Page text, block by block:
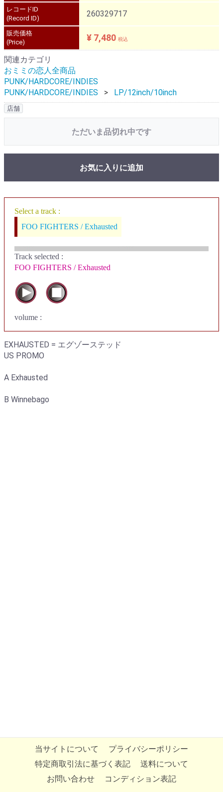
レコードID
(Record ID)
260329717
販売価格
(Price)
¥ 7,480 税込
関連カテゴリ
おミミの恋人全商品
PUNK/HARDCORE/INDIES
PUNK/HARDCORE/INDIES
LP/12inch/10inch
店舗
ただいま品切れ中です
お気に入りに追加
Select a track :
FOO FIGHTERS / Exhausted
Track selected :
FOO FIGHTERS / Exhausted
volume :
EXHAUSTED = エグゾーステッド
US PROMO
A Exhausted
B Winnebago
当サイトについて
プライバシーポリシー
特定商取引法に基づく表記
送料について
お問い合わせ
コンディション表記